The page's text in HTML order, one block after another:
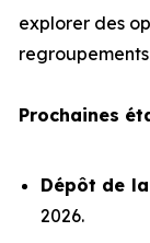
explorer des
regroupements
Prochaines
Dépôt de la
2026.